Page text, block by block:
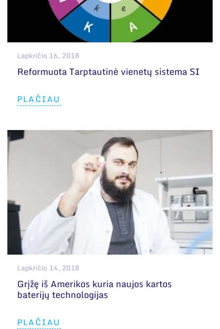
Lapkričio 16, 2018
Reformuota Tarptautinė vienetų sistema SI
PLAČIAU
Lapkričio 14, 2018
Grįžę iš Amerikos kuria naujos kartos
baterijų technologijas
PLAČIAU